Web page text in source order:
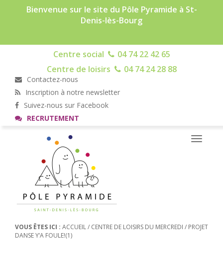
Bienvenue sur le site du Pôle Pyramide à St-
Denis-lès-Bourg
Centre social
04 74 22 42 65
Centre de loisirs
04 74 24 28 88
Contactez-nous
Inscription à notre newsletter
Suivez-nous sur Facebook
RECRUTEMENT
Toggle
VOUS ÊTES ICI : ACCUEIL/ CENTRE DE LOISIRS DU MERCREDI / PROJET
DANSE Y’A FOULE!(1)